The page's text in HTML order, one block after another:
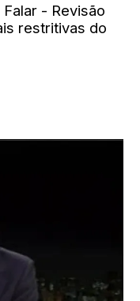
- Revisão
restritivas do